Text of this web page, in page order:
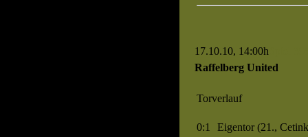
17.10.10, 14:00h
Raffelberg United
Torverlauf
0:1
Eigentor (21.,